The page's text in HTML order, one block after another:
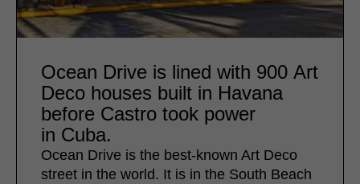
Ocean Drive is lined with 900 Art
Deco houses built in Havana
before Castro took power
in Cuba.
Ocean Drive is the best-known Art Deco
street in the world. It is in the South Beach